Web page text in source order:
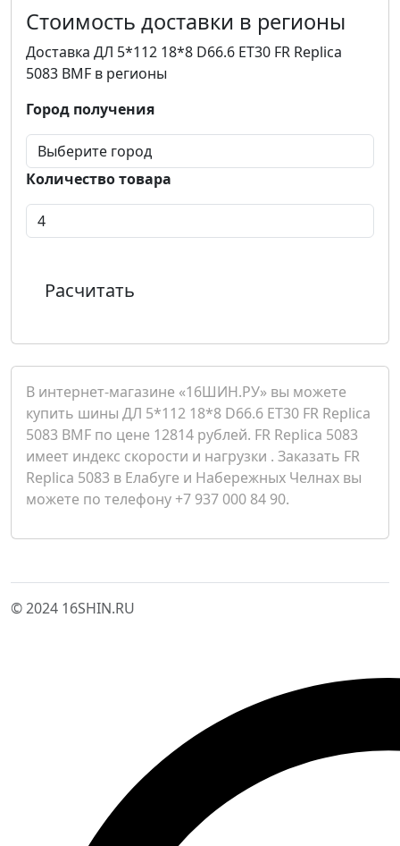
Стоимость доставки в регионы
Доставка ДЛ 5*112 18*8 D66.6 ET30 FR Replica
5083 BMF в регионы
Город получения
Количество товара
Расчитать
В интернет-магазине «16ШИН.РУ» вы можете
купить шины ДЛ 5*112 18*8 D66.6 ET30 FR Replica
5083 BMF по цене 12814 рублей. FR Replica 5083
имеет индекс скорости и нагрузки . Заказать FR
Replica 5083 в Елабуге и Набережных Челнах вы
можете по телефону +7 937 000 84 90.
© 2024 16SHIN.RU